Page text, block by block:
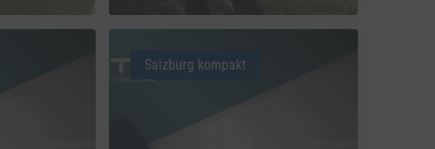
Salzburg kompakt
zu Vimeo